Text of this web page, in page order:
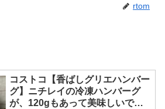
rtom
コストコ【香ばしグリエハンバー
グ】ニチレイの冷凍ハンバーグ
が、120gもあって美味しいで